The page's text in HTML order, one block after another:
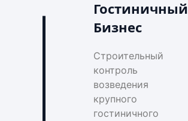
Гостиничный
Бизнес
Строительный
контроль
возведения
крупного
гостиничного